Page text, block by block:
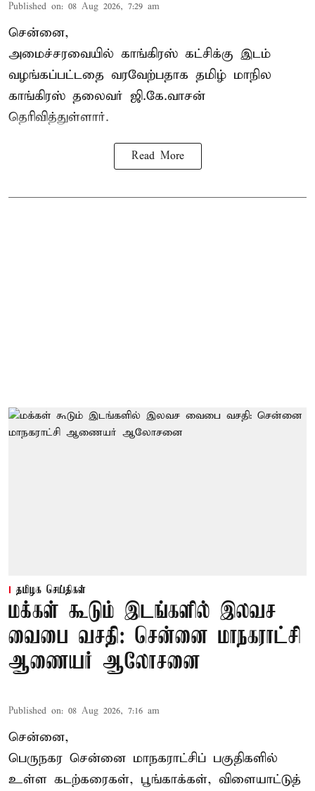
Published on: 08 Aug 2026, 7:29 am
சென்னை,
அமைச்சரவையில் காங்கிரஸ் கட்சிக்கு இடம்
வழங்கப்பட்டதை வரவேற்பதாக தமிழ் மாநில
காங்கிரஸ் தலைவர் ஜி.கே.வாசன்
தெரிவித்துள்ளார்.
Read More
தமிழக செய்திகள்
மக்கள் கூடும் இடங்களில் இலவச
வைபை வசதி: சென்னை மாநகராட்சி
ஆணையர் ஆலோசனை
Published on: 08 Aug 2026, 7:16 am
சென்னை,
பெருநகர சென்னை மாநகராட்சிப் பகுதிகளில்
உள்ள கடற்கரைகள், பூங்காக்கள், விளையாட்டுத்